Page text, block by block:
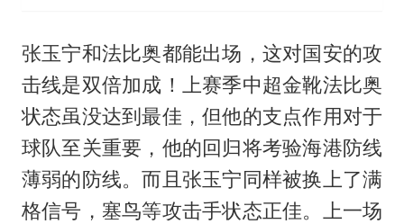
张玉宁和法比奥都能出场，这对国安的攻
击线是双倍加成！上赛季中超金靴法比奥
状态虽没达到最佳，但他的支点作用对于
球队至关重要，他的回归将考验海港防线
薄弱的防线。而且张玉宁同样被换上了满
格信号，塞鸟等攻击手状态正佳。上一场